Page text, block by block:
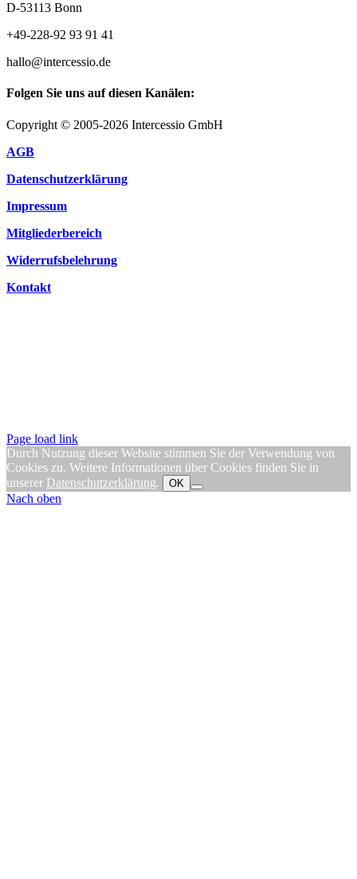
D-53113 Bonn
+49-228-92 93 91 41
hallo@intercessio.de
Folgen Sie uns auf diesen Kanälen:
Copyright © 2005-2026 Intercessio GmbH
AGB
Datenschutzerklärung
Impressum
Mitgliederbereich
Widerrufsbelehrung
Kontakt
Page load link
Durch Nutzung dieser Website stimmen Sie der Verwendung von
Cookies zu. Weitere Informationen über Cookies finden Sie in
unserer Datenschutzerklärung. OK
Nach oben